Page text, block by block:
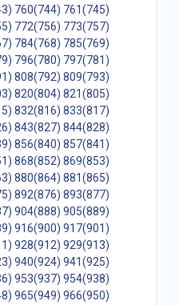
760(744) 761(745)
772(756) 773(757)
784(768) 785(769)
796(780) 797(781)
808(792) 809(793)
820(804) 821(805)
832(816) 833(817)
843(827) 844(828)
856(840) 857(841)
868(852) 869(853)
880(864) 881(865)
892(876) 893(877)
904(888) 905(889)
916(900) 917(901)
928(912) 929(913)
940(924) 941(925)
953(937) 954(938)
965(949) 966(950)